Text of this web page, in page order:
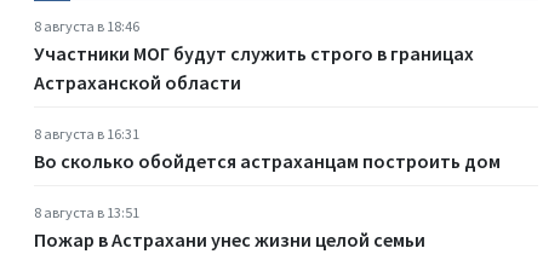
8 августа в 18:46
Участники МОГ будут служить строго в границах
Астраханской области
8 августа в 16:31
Во сколько обойдется астраханцам построить дом
8 августа в 13:51
Пожар в Астрахани унес жизни целой семьи